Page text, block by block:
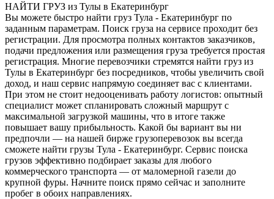
НАЙТИ ГРУЗ из Тулы в Екатеринбург
Вы можете быстро найти груз Тула - Екатеринбург по
заданным параметрам. Поиск груза на сервисе проходит без
регистрации. Для просмотра полных контактов заказчиков,
подачи предложения или размещения груза требуется простая
регистрация. Многие перевозчики стремятся найти груз из
Тулы в Екатеринбург без посредников, чтобы увеличить свой
доход, и наш сервис напрямую соединяет вас с клиентами.
При этом не стоит недооценивать работу логистов: опытный
специалист может спланировать сложный маршрут с
максимальной загрузкой машины, что в итоге также
повышает вашу прибыльность. Какой бы вариант вы ни
предпочли — на нашей бирже грузоперевозок вы всегда
сможете найти грузы Тула - Екатеринбург. Сервис поиска
грузов эффективно подбирает заказы для любого
коммерческого транспорта — от маломерной газели до
крупной фуры. Начните поиск прямо сейчас и заполните
пробег в обоих направлениях.